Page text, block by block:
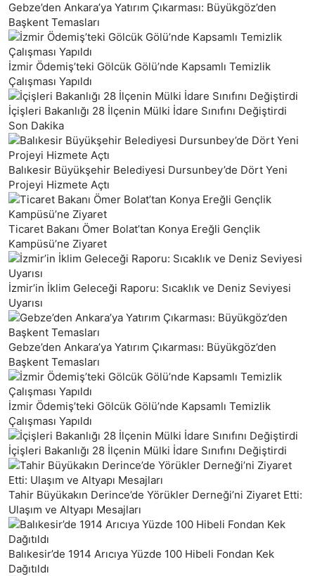
Gebze’den Ankara’ya Yatırım Çıkarması: Büyükgöz’den
Başkent Temasları
İzmir Ödemiş’teki Gölcük Gölü’nde Kapsamlı Temizlik
Çalışması Yapıldı
İçişleri Bakanlığı 28 İlçenin Mülki İdare Sınıfını Değiştirdi
Son Dakika
Balıkesir Büyükşehir Belediyesi Dursunbey’de Dört Yeni
Projeyi Hizmete Açtı
Ticaret Bakanı Ömer Bolat’tan Konya Ereğli Gençlik
Kampüsü’ne Ziyaret
İzmir’in İklim Geleceği Raporu: Sıcaklık ve Deniz Seviyesi
Uyarısı
Gebze’den Ankara’ya Yatırım Çıkarması: Büyükgöz’den
Başkent Temasları
İzmir Ödemiş’teki Gölcük Gölü’nde Kapsamlı Temizlik
Çalışması Yapıldı
İçişleri Bakanlığı 28 İlçenin Mülki İdare Sınıfını Değiştirdi
Tahir Büyükakın Derince’de Yörükler Derneği’ni Ziyaret Etti:
Ulaşım ve Altyapı Mesajları
Balıkesir’de 1914 Arıcıya Yüzde 100 Hibeli Fondan Kek
Dağıtıldı